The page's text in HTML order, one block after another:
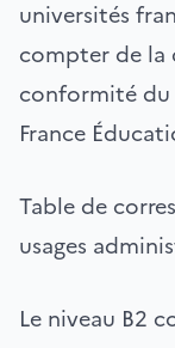
universités
compter de la
conformité du
France
Table de
usages
Le niveau B2